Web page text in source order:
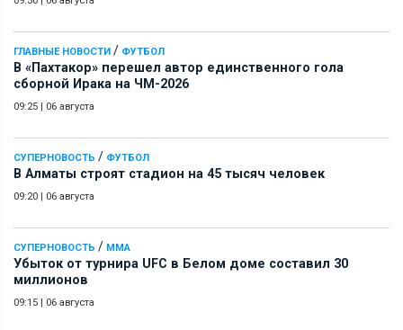
ГЛАВНЫЕ НОВОСТИ / ФУТБОЛ
В «Пахтакор» перешел автор единственного гола
сборной Ирака на ЧМ-2026
09:25 | 06 августа
СУПЕРНОВОСТЬ / ФУТБОЛ
В Алматы строят стадион на 45 тысяч человек
09:20 | 06 августа
СУПЕРНОВОСТЬ / ММА
Убыток от турнира UFC в Белом доме составил 30
миллионов
09:15 | 06 августа